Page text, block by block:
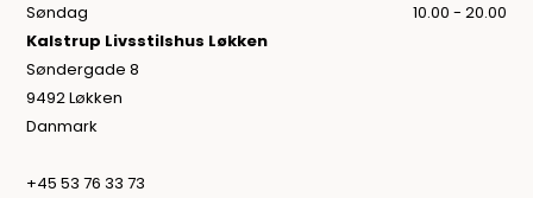
Søndag
10.00 - 20.00
Kalstrup Livsstilshus Løkken
Søndergade 8
9492 Løkken
Danmark
+45 53 76 33 73